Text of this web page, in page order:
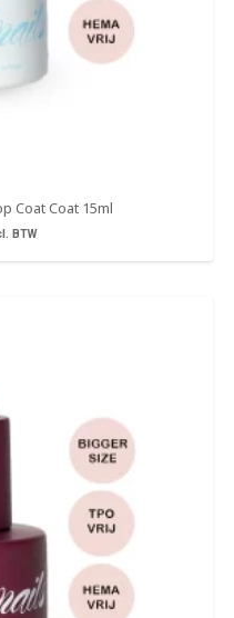
Coat Coat 15ml
BTW